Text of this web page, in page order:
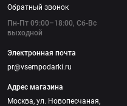
Обратный звонок
Пн-Пт 09:00–18:00, Сб-Вс
выходной
Электронная почта
pr@vsempodarki.ru
Адрес магазина
Москва, ул. Новопесчаная,